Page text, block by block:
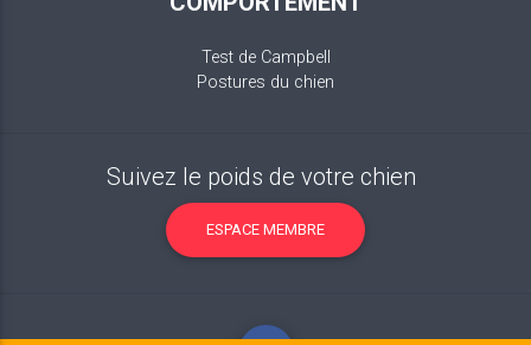
Test de Campbell
Postures du chien
Suivez le poids de votre chien
ESPACE MEMBRE